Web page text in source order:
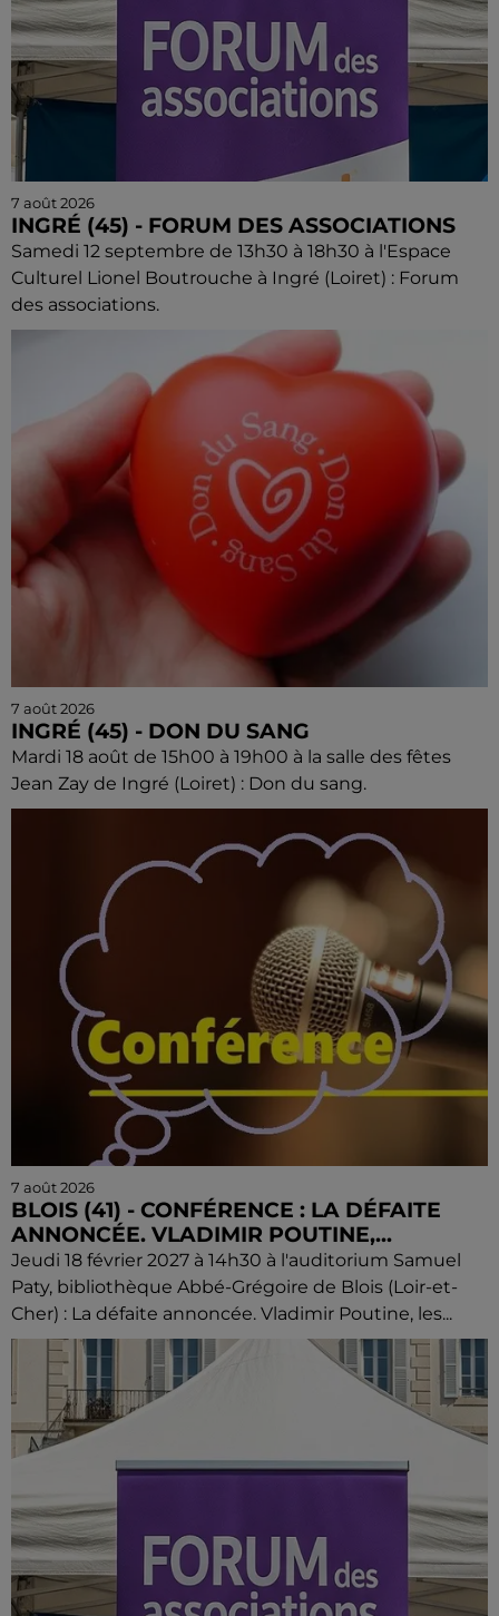
7 août 2026
INGRÉ (45) - FORUM DES ASSOCIATIONS
Samedi 12 septembre de 13h30 à 18h30 à l'Espace
Culturel Lionel Boutrouche à Ingré (Loiret) : Forum
des associations.
7 août 2026
INGRÉ (45) - DON DU SANG
Mardi 18 août de 15h00 à 19h00 à la salle des fêtes
Jean Zay de Ingré (Loiret) : Don du sang.
7 août 2026
BLOIS (41) - CONFÉRENCE : LA DÉFAITE
ANNONCÉE. VLADIMIR POUTINE,...
Jeudi 18 février 2027 à 14h30 à l'auditorium Samuel
Paty, bibliothèque Abbé-Grégoire de Blois (Loir-et-
Cher) : La défaite annoncée. Vladimir Poutine, les...